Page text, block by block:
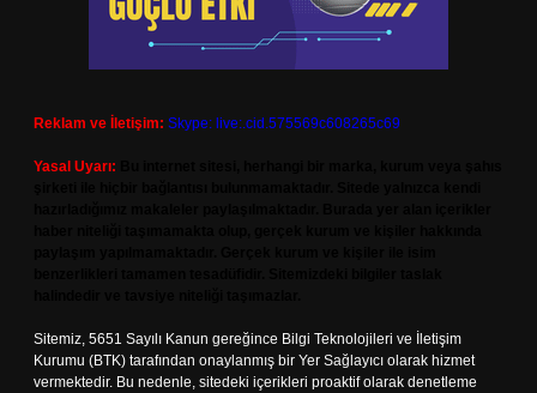
Reklam ve İletişim: Skype: live:.cid.575569c608265c69
Yasal Uyarı:
Sitemiz, 5651 Sayılı Kanun gereğince Bilgi Teknolojileri ve İletişim
Kurumu (BTK) tarafından onaylanmış bir Yer Sağlayıcı olarak hizmet
vermektedir. Bu nedenle, sitedeki içerikleri proaktif olarak denetleme